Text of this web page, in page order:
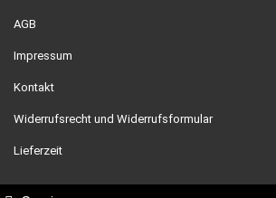
AGB
Impressum
Kontakt
Widerrufsrecht und Widerrufsformular
Lieferzeit